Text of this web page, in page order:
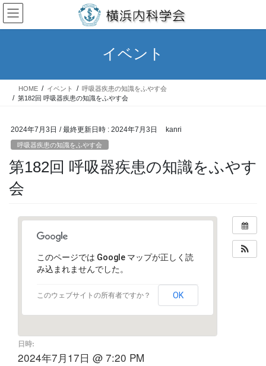
コ
ン
テ
ス
ナ
ビ
ゲ
ン
イベント
HOME イベント
呼吸器疾患の知識をふやす会
第182回 呼吸器疾患の知識をふやす会
2024年7月3日 / 最終更新日時 : 2024年7月3日 kanri
呼吸器疾患の知識をふやす会
第182回 呼吸器疾患の知識をふやす
会
このページでは Google マップが正しく読
み込まれませんでした。
このウェブサイトの所有者ですか？ OK
日時:
2024年7月17日 @ 7:20 PM